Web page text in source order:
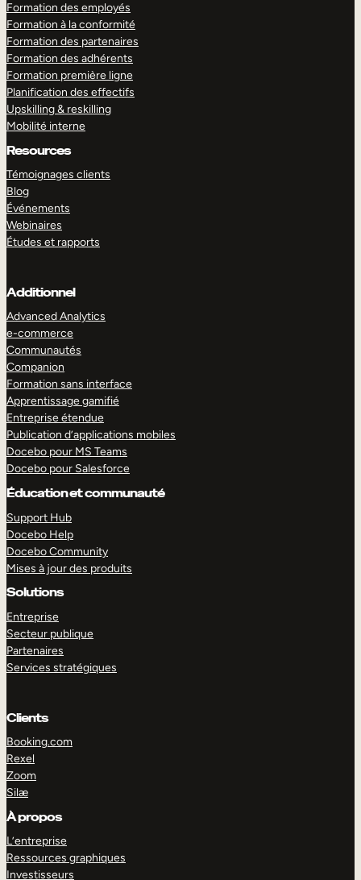
Formation des employés
Formation à la conformité
Formation des partenaires
Formation des adhérents
Formation première ligne
Planification des effectifs
Upskilling & reskilling
Mobilité interne
Resources
Témoignages clients
Blog
Événements
Webinaires
Études et rapports
Additionnel
Advanced Analytics
e-commerce
Communautés
Companion
Formation sans interface
Apprentissage gamifié
Entreprise étendue
Publication d’applications mobiles
Docebo pour MS Teams
Docebo pour Salesforce
Éducation et communauté
Support Hub
Docebo Help
Docebo Community
Mises à jour des produits
Solutions
Entreprise
Secteur publique
Partenaires
Services stratégiques
Clients
Booking.com
Rexel
Zoom
Silæ
À propos
L’entreprise
Ressources graphiques
Investisseurs